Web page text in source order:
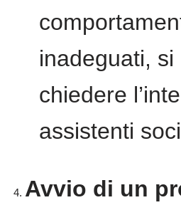
inadeguati, si
chiedere
assistenti
Avvio di un